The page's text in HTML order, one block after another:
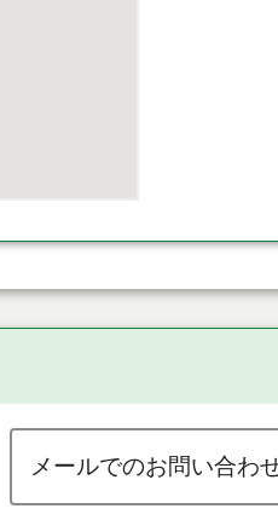
メールでのお問い合わ